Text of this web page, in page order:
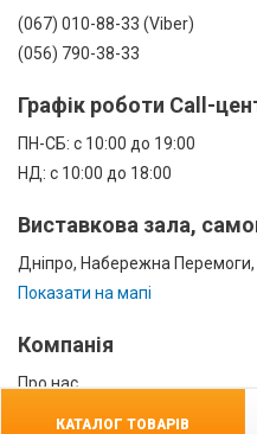
(067) 010-88-33 (Viber)
(056) 790-38-33
Графік роботи Call-
ПН-СБ: с 10:00 до 19:00
НД: с 10:00 до 18:00
Виставкова зала,
Дніпро, Набережна Перемоги,
Показати на мапі
Компанія
Про нас
КАТАЛОГ ТОВАРІВ